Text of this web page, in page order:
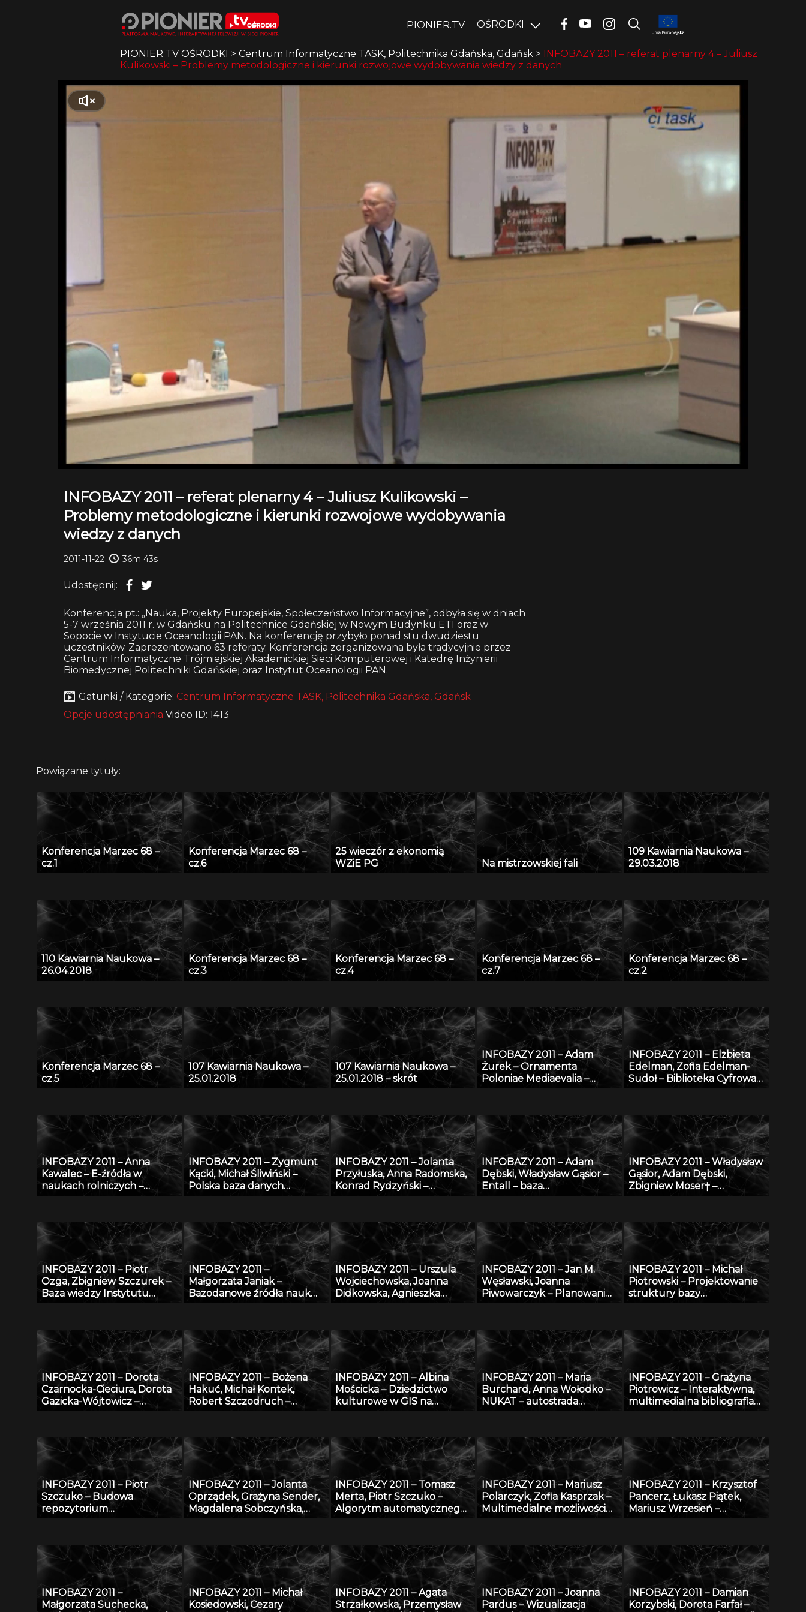
PIONIER.TV OŚRODKI
PIONIER TV OŚRODKI > Centrum Informatyczne TASK, Politechnika Gdańska, Gdańsk > INFOBAZY 2011 – referat plenarny 4 – Juliusz
Kulikowski – Problemy metodologiczne i kierunki rozwojowe wydobywania wiedzy z danych
INFOBAZY 2011 – referat plenarny 4 – Juliusz Kulikowski –
Problemy metodologiczne i kierunki rozwojowe wydobywania
wiedzy z danych
2011-11-22 36m 43s
Udostępnij:
Konferencja pt.: „Nauka, Projekty Europejskie, Społeczeństwo Informacyjne”, odbyła się w dniach
5-7 września 2011 r. w Gdańsku na Politechnice Gdańskiej w Nowym Budynku ETI oraz w
Sopocie w Instytucie Oceanologii PAN. Na konferencję przybyło ponad stu dwudziestu
uczestników. Zaprezentowano 63 referaty. Konferencja zorganizowana była tradycyjnie przez
Centrum Informatyczne Trójmiejskiej Akademickiej Sieci Komputerowej i Katedrę Inżynierii
Biomedycznej Politechniki Gdańskiej oraz Instytut Oceanologii PAN.
Gatunki / Kategorie: Centrum Informatyczne TASK, Politechnika Gdańska, Gdańsk
Opcje udostępniania Video ID: 1413
Powiązane tytuły:
Konferencja Marzec 68 –
cz.1
Konferencja Marzec 68 –
cz.6
25 wieczór z ekonomią
WZiE PG
Na mistrzowskiej fali
109 Kawiarnia Naukowa –
29.03.2018
110 Kawiarnia Naukowa –
26.04.2018
Konferencja Marzec 68 –
cz.3
Konferencja Marzec 68 –
cz.4
Konferencja Marzec 68 –
cz.7
Konferencja Marzec 68 –
cz.2
Konferencja Marzec 68 –
cz.5
107 Kawiarnia Naukowa –
25.01.2018
107 Kawiarnia Naukowa –
25.01.2018 – skrót
INFOBAZY 2011 – Adam
Żurek – Ornamenta
Poloniae Mediaevalia –
form i detalu na tle
europejskim
INFOBAZY 2011 – Elżbieta
Edelman, Zofia Edelman-
Sudoł – Biblioteka Cyfrowa
stan obecny i przyszłość
INFOBAZY 2011 – Anna
Kawalec – E-źródła w
naukach rolniczych –
kontekście tworzenia baz
danych
INFOBAZY 2011 – Zygmunt
Kącki, Michał Śliwiński –
Polska baza danych
działania, zasoby i
perspektywy
INFOBAZY 2011 – Jolanta
Przyłuska, Anna Radomska,
Konrad Rydzyński –
wiedzą i badaniami
naukowymi w IMP w Łodzi
INFOBAZY 2011 – Adam
Dębski, Władysław Gąsior –
Entall – baza
układu Li-Si
INFOBAZY 2011 – Władysław
Gąsior, Adam Dębski,
Zbigniew Moser† –
fizykochemicznych metali i
stopów
INFOBAZY 2011 – Piotr
Ozga, Zbigniew Szczurek –
Baza wiedzy Instytutu
naukowego ITB nauce i
gospodarce
INFOBAZY 2011 –
Małgorzata Janiak –
Bazodanowe źródła nauk
INFOBAZY 2011 – Urszula
Wojciechowska, Joanna
Didkowska, Agnieszka
wymiany wiedzy o
zagrożeniu nowotworami
złośliwymi
INFOBAZY 2011 – Jan M.
Węsławski, Joanna
Piwowarczyk – Planowanie
INFOBAZY 2011 – Michał
Piotrowski – Projektowanie
struktury bazy
ograniczonych zasobów
INFOBAZY 2011 – Dorota
Czarnocka-Cieciura, Dorota
Gazicka-Wójtowicz –
coś więcej niż Biblioteka
Cyfrowa
INFOBAZY 2011 – Bożena
Hakuć, Michał Kontek,
Robert Szczodruch –
Pomorskiej Bibliotece
Cyfrowej
INFOBAZY 2011 – Albina
Mościcka – Dziedzictwo
kulturowe w GIS na
INFOBAZY 2011 – Maria
Burchard, Anna Wołodko –
NUKAT – autostrada
INFOBAZY 2011 – Grażyna
Piotrowicz – Interaktywna,
multimedialna bibliografia
INFOBAZY 2011 – Piotr
Szczuko – Budowa
repozytorium
pozy na podstawie
obserwacji 2D
INFOBAZY 2011 – Jolanta
Oprządek, Grażyna Sender,
Magdalena Sobczyńska,
Maciej Kossakowski, Cong Le
– Bazy danych z zakresu
genomiki, biotechnologii i
jakości produktów
pochodzenia zwierzęcego
INFOBAZY 2011 – Tomasz
Merta, Piotr Szczuko –
Algorytm automatycznego
wyszukiwania pojazdów w
bazie danych
INFOBAZY 2011 – Mariusz
Polarczyk, Zofia Kasprzak –
Multimedialne możliwości
„Rozbudowa i
przekształcenie
bibliograficznej bazy
danych AGRO w bazę
bibliograficzno-abstraktową
z wykorzystaniem
INFOBAZY 2011 – Krzysztof
Pancerz, Łukasz Piątek,
Mariusz Wrzesień –
zastosowaniem metod
konstruktywnej indukcji
oraz zbiorów przybliżonych
INFOBAZY 2011 –
Małgorzata Suchecka,
INFOBAZY 2011 – Michał
Kosiedowski, Cezary
INFOBAZY 2011 – Agata
Strzałkowska, Przemysław
INFOBAZY 2011 – Joanna
Pardus – Wizualizacja
INFOBAZY 2011 – Damian
Korzybski, Dorota Farfał –